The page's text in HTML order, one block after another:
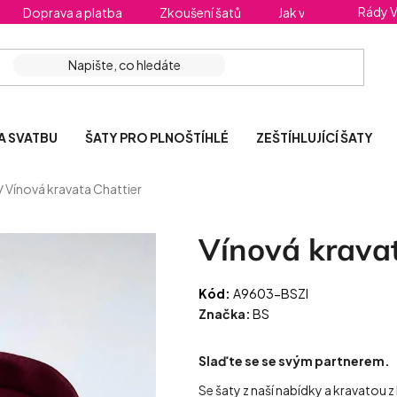
Doprava a platba Zkoušení šatů Jak vybrat Rády
SVATBU ŠATY PRO PLNOŠTÍHLÉ ZEŠTÍHLUJÍCÍ ŠATY
/Vínová kravata Chattier
Vínová
Kód: A9603-BSZI
Značka: BS
Slaďte se se svým partnerem.
Se šaty z naší nabídky a kravatou